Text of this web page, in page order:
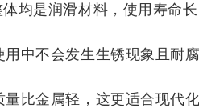
均是润滑材料 ，使用寿命长
中不会发生生锈现象且耐
比金属轻，这更适合现代